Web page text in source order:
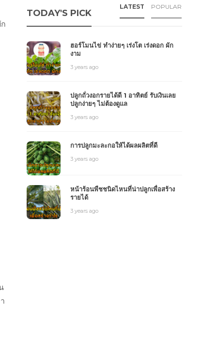
TODAY'S PICK
LATEST POPULAR
ฮอร์โมนไข่ ทำง่ายๆ เร่งโต เร่งดอก ผัก
งาม
3 years ago
ปลูกถั่วงอกรายได้ดี 1 อาทิตย์ รับเงินเลย
ปลูกง่ายๆ ไม่ต้องดูแล
3 years ago
การปลูกมะละกอให้ได้ผลผลิตที่ดี
3 years ago
หน้าร้อนพืชชนิดไหนที่น่าปลูกเพื่อสร้าง
รายได้
3 years ago